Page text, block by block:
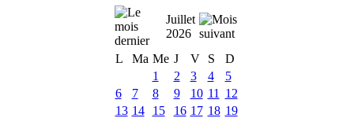
Juillet
2026
L
Ma Me J V S
D
1
2 3 4
5
6
7 8 9 10 11
12
13 14 15 16 17 18 19